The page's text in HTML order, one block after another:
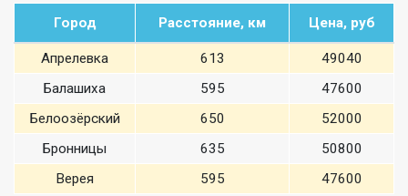
Город Расстояние, км Цена, руб
Апрелевка 613
49040
Балашиха
595
47600
Белоозёрский
650
52000
Бронницы
635
50800
Верея
595 47600